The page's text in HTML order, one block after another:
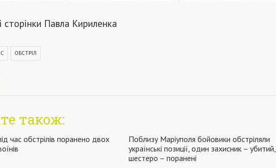
сторінки Павла Кириленка
ОБСТРІЛ
також:
час обстрілів поранено двох
Поблизу Маріуполя бойовики обстріляли
українські позиції, один захисник – убитий,
шестеро – поранені